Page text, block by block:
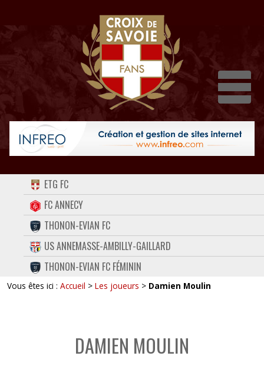
ACCUEIL
FORUM
CONTACT
FACEBOOK
TWITTER
ETG FC
FC ANNECY
THONON-EVIAN FC
US ANNEMASSE-AMBILLY-GAILLARD
THONON-EVIAN FC FÉMININ
Vous êtes ici : Accueil > Les joueurs > Damien Moulin
DAMIEN MOULIN